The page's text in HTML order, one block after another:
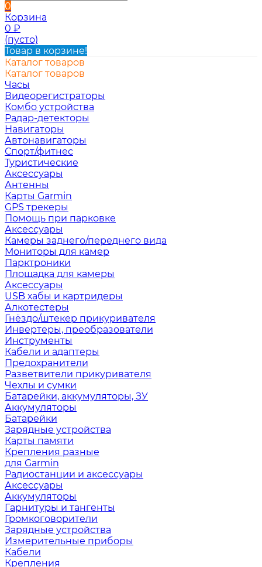
0
Корзина
0 ₽
(пусто)
Товар в корзине!
Каталог товаров
Каталог товаров
Часы
Видеорегистраторы
Комбо устройства
Радар-детекторы
Навигаторы
Автонавигаторы
Спорт/фитнес
Туристические
Аксессуары
Антенны
Карты Garmin
GPS трекеры
Помощь при парковке
Аксессуары
Камеры заднего/переднего вида
Мониторы для камер
Парктроники
Площадка для камеры
Аксессуары
USB хабы и картридеры
Алкотестеры
Гнёздо/штекер прикуривателя
Инвертеры, преобразователи
Инструменты
Кабели и адаптеры
Предохранители
Разветвители прикуривателя
Чехлы и сумки
Батарейки, аккумуляторы, ЗУ
Аккумуляторы
Батарейки
Зарядные устройства
Карты памяти
Крепления разные
для Garmin
Радиостанции и аксессуары
Аксессуары
Аккумуляторы
Гарнитуры и тангенты
Громкоговорители
Зарядные устройства
Измерительные приборы
Кабели
Крепления